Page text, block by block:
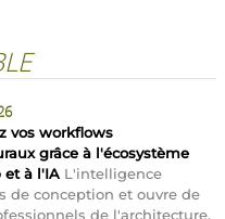
vos workflows
grâce à l'écosystème
et à l'IA L'intelligence
de conception et ouvre de
de l'architecture.